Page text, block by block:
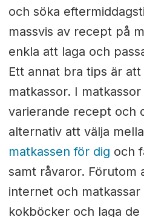
och söka efter
massvis av recept på
enkla att laga och
Ett annat bra tips är
matkassor. I
varierande recept och
alternativ att välja
matkassen för dig och
samt råvaror. Förutom
internet och
kokböcker och laga